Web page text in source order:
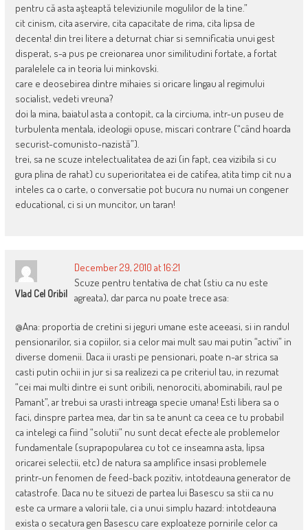
pentru că asta aşteaptă televiziunile mogulilor de la tine.”
cit cinism, cita aservire, cita capacitate de rima, cita lipsa de
decenta! din trei litere a deturnat chiar si semnificatia unui gest
disperat, s-a pus pe creionarea unor similitudini fortate, a fortat
paralelele ca in teoria lui minkovski.
care e deosebirea dintre mihaies si oricare lingau al regimului
socialist, vedeti vreuna?
doi la mina, baiatul asta a contopit, ca la circiuma, intr-un puseu de
turbulenta mentala, ideologii opuse, miscari contrare (“când hoarda
securist-comunisto-nazistă”).
trei, sa ne scuze intelectualitatea de azi (in fapt, cea vizibila si cu
gura plina de rahat) cu superioritatea ei de catifea, atita timp cit nu a
inteles ca o carte, o conversatie pot bucura nu numai un congener
educational, ci si un muncitor, un taran!
Vlad Cel Oribil
December 29, 2010 at 16:21
Scuze pentru tentativa de chat (stiu ca nu este
agreata), dar parca nu poate trece asa:
@Ana: proportia de cretini si jeguri umane este aceeasi, si in randul
pensionarilor, si a copiilor, si a celor mai mult sau mai putin “activi” in
diverse domenii. Daca ii urasti pe pensionari, poate n-ar strica sa
casti putin ochii in jur si sa realizezi ca pe criteriul tau, in rezumat
“cei mai multi dintre ei sunt oribili, nenorociti, abominabili, raul pe
Pamant”, ar trebui sa urasti intreaga specie umana! Esti libera sa o
faci, dinspre partea mea, dar tin sa te anunt ca ceea ce tu probabil
ca intelegi ca fiind “solutii” nu sunt decat efecte ale problemelor
fundamentale (suprapopularea cu tot ce inseamna asta, lipsa
oricarei selectii, etc) de natura sa amplifice insasi problemele
printr-un fenomen de feed-back pozitiv, intotdeauna generator de
catastrofe. Daca nu te situezi de partea lui Basescu sa stii ca nu
este ca urmare a valorii tale, ci a unui simplu hazard: intotdeauna
exista o secatura gen Basescu care exploateze pornirile celor ca